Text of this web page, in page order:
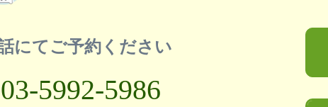
にてご予約ください
03-5992-5986